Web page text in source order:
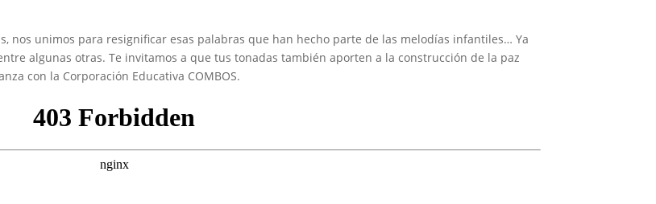
nos unimos para resignificar esas palabras que han hecho parte de las melodías infantiles… Ya
algunas otras. Te invitamos a que tus tonadas también aporten a la construcción de la paz
con la Corporación Educativa COMBOS.